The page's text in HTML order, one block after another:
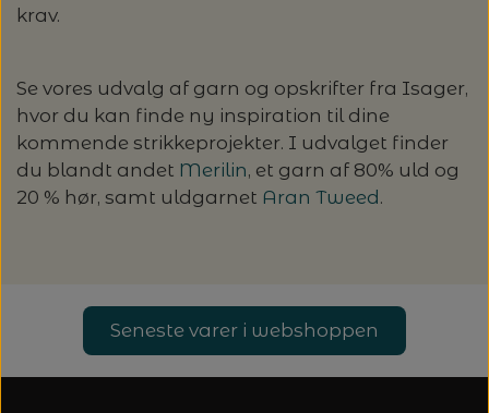
krav.
Se vores udvalg af garn og opskrifter fra Isager,
hvor du kan finde ny inspiration til dine
kommende strikkeprojekter. I udvalget finder
du blandt andet Merilin, et garn af 80% uld og
20 % hør, samt uldgarnet Aran Tweed .
Seneste varer i webshoppen